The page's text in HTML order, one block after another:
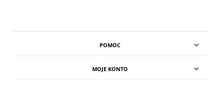
POMOC
MOJE KONTO